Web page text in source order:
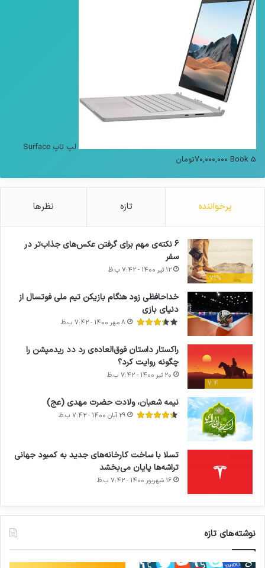
لپ تاپ Surface
Book 5 ۷۰,۰۰۰,۰۰۰تومان
پرخواننده تازه نظرها
71%
6 نکته‌ی مهم برای گرفتن عکس‌های جذاب‌تر در
سفر
12 تیر 1400 - 7:42 ب.ظ
خداحافظی زود هنگام بازیکن تیم ملی فوتسال از
دنیای بازی
8 مهر 1400 - 7:42 ب.ظ
7.4
راکستار داستان فوق‌العاده‌ی رد دد ریدمپشن را
چگونه روایت کرد؟
20 تیر 1400 - 7:42 ب.ظ
نیمه شعبان، ولادت حضرت مهدی (عج)
29 آبان 1400 - 7:42 ب.ظ
تسلا با ساخت کارخانه‌های جدید به کمبود جهانی
تراشه‌ها پایان می‌بخشد
16 شهریور 1400 - 7:42 ب.ظ
نوشته‌های تازه